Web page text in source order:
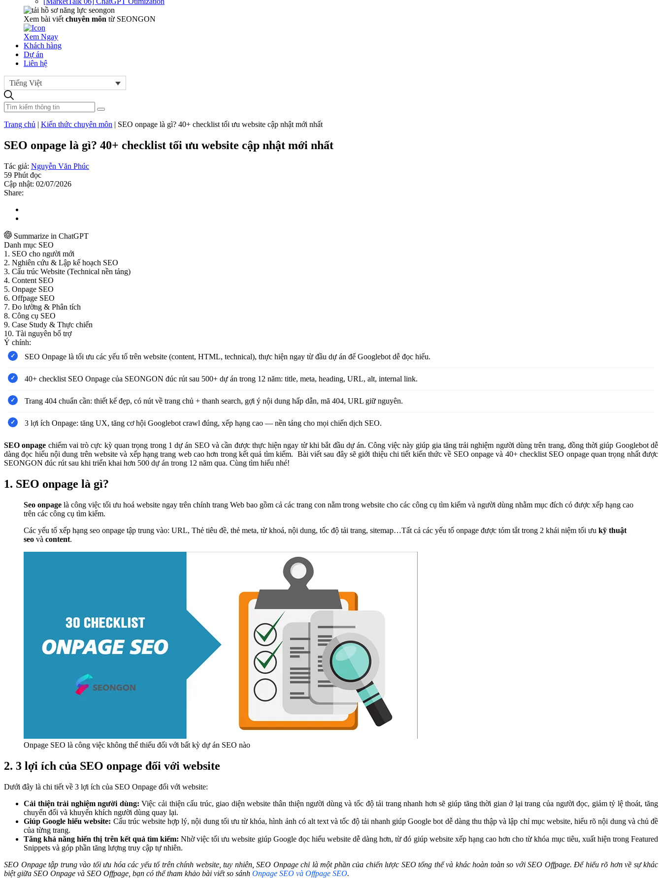
Xem bài viết chuyên môn từ SEONGON
Xem Ngay
Khách hàng
Dự án
Liên hệ
Tiếng Việt
Trang chủ | Kiến thức chuyên môn | SEO onpage là gì? 40+ checklist tối ưu website cập nhật mới nhất
SEO onpage là gì? 40+ checklist tối ưu website cập nhật mới nhất
Tác giả: Nguyễn Văn Phúc
59 Phút đọc
Cập nhật: 02/07/2026
Share:
Summarize in ChatGPT
Danh mục SEO
1. SEO cho người mới
2. Nghiên cứu & Lập kế hoạch SEO
3. Cấu trúc Website (Technical nền tảng)
4. Content SEO
5. Onpage SEO
6. Offpage SEO
7. Đo lường & Phân tích
8. Công cụ SEO
9. Case Study & Thực chiến
10. Tài nguyên bổ trợ
Ý chính:
SEO Onpage là tối ưu các yếu tố trên website (content, HTML, technical), thực hiện ngay từ đầu dự án để Googlebot dễ đọc hiểu.
40+ checklist SEO Onpage của SEONGON đúc rút sau 500+ dự án trong 12 năm: title, meta, heading, URL, alt, internal link.
Trang 404 chuẩn cần: thiết kế đẹp, có nút về trang chủ + thanh search, gợi ý nội dung hấp dẫn, mã 404, URL giữ nguyên.
3 lợi ích Onpage: tăng UX, tăng cơ hội Googlebot crawl đúng, xếp hạng cao — nền tảng cho mọi chiến dịch SEO.
SEO onpage chiếm vai trò cực kỳ quan trọng trong 1 dự án SEO và cần được thực hiện ngay từ khi bắt đầu dự án. Công việc này giúp gia tăng trải nghiệm người dùng trên trang, đồng thời giúp Googlebot dễ
dàng đọc hiểu nội dung trên website và xếp hạng trang web cao hơn trong kết quả tìm kiếm. Bài viết sau đây sẽ giới thiệu chi tiết kiến thức về SEO onpage và 40+ checklist SEO onpage quan trọng nhất được
SEONGON đúc rút sau khi triển khai hơn 500 dự án trong 12 năm qua. Cùng tìm hiểu nhé!
1. SEO onpage là gì?
Seo onpage là công việc tối ưu hoá website ngay trên chính trang Web bao gồm cả các trang con nằm trong website cho các công cụ tìm kiếm và người dùng nhằm mục đích có được xếp hạng cao
trên các công cụ tìm kiếm.
Các yếu tố xếp hạng seo onpage tập trung vào: URL, Thẻ tiêu đề, thẻ meta, từ khoá, nội dung, tốc độ tải trang, sitemap…Tất cả các yếu tố onpage được tóm tắt trong 2 khái niệm tối ưu kỹ thuật
seo và content.
Onpage SEO là công việc không thể thiếu đối với bất kỳ dự án SEO nào
2. 3 lợi ích của SEO onpage đối với website
Dưới đây là chi tiết về 3 lợi ích của SEO Onpage đối với website:
Cải thiện trải nghiệm người dùng: Việc cải thiện cấu trúc, giao diện website thân thiện người dùng và tốc độ tải trang nhanh hơn sẽ giúp tăng thời gian ở lại trang của người đọc, giảm tỷ lệ thoát, tăng
chuyển đổi và khuyến khích người dùng quay lại.
Giúp Google hiểu website: Cấu trúc website hợp lý, nội dung tối ưu từ khóa, hình ảnh có alt text và tốc độ tải nhanh giúp Google bot dễ dàng thu thập và lập chỉ mục website, hiểu rõ nội dung và chủ đề
của từng trang.
Tăng khả năng hiển thị trên kết quả tìm kiếm: Nhờ việc tối ưu website giúp Google đọc hiểu website dễ dàng hơn, từ đó giúp website xếp hạng cao hơn cho từ khóa mục tiêu, xuất hiện trong Featured
Snippets và góp phần tăng lượng truy cập tự nhiên.
SEO Onpage tập trung vào tối ưu hóa các yếu tố trên chính website, tuy nhiên, SEO Onpage chỉ là một phần của chiến lược SEO tổng thể và khác hoàn toàn so với SEO Offpage. Để hiểu rõ hơn về sự khác
biệt giữa SEO Onpage và SEO Offpage, bạn có thể tham khảo bài viết so sánh Onpage SEO và Offpage SEO.